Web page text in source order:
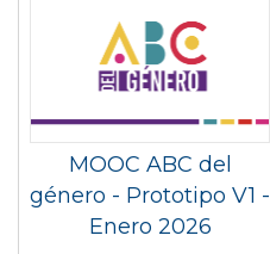
MOOC ABC del
género - Prototipo V1 -
Enero 2026